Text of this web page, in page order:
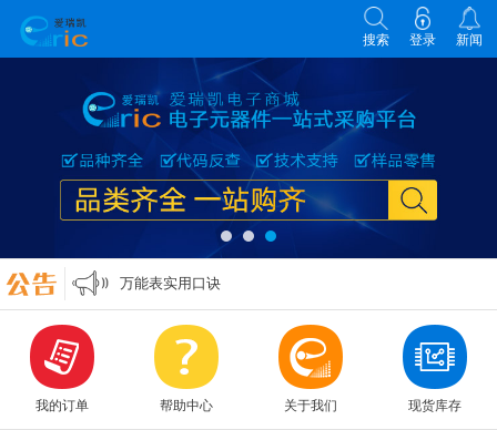
新闻
登录
搜索
各类电子元器件选型原则
零欧姆电阻的作用
万能表实用口诀
各类电子元器件选型原则
零欧姆电阻的作用
我的订单 帮助中心 关于我们 现货库存